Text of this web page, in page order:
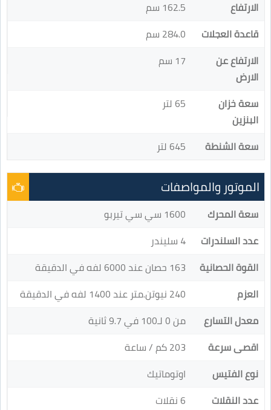
الارتفاع
162.5 سم
قاعدة العجلات
284.0 سم
الارتفاع عن
الارض
17 سم
سعة خزان
البنزين
65 لتر
سعة الشنطة 645 لتر
الموتور والمواصفات
سعة المحرك
1600 سي سي تيربو
عدد السلندرات
4 سليندر
القوة الحصانية
163 حصان عند 6000 لفه في الدقيقة
العزم
240 نيوتن.متر عند 1400 لفه في الدقيقة
معدل التسارع
من 0 لـ100 في 9.7 ثانية
اقصى سرعة
203 كم / ساعة
نوع الفتيس
اوتوماتيك
عدد النقلات
6 نقلات